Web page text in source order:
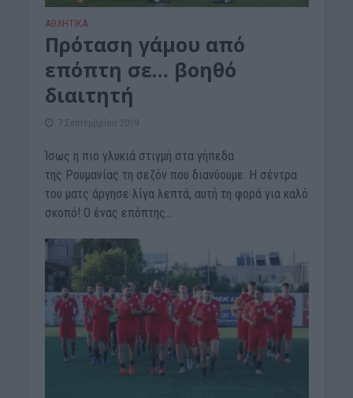
ΑΘΛΗΤΙΚΑ
Πρόταση γάμου από
επόπτη σε… βοηθό
διαιτητή
7 Σεπτεμβρίου 2019
Ίσως η πιο γλυκιά στιγμή στα γήπεδα
της Ρουμανίας τη σεζόν που διανύουμε. Η σέντρα
του ματς άργησε λίγα λεπτά, αυτή τη φορά για καλό
σκοπό! Ο ένας επόπτης...